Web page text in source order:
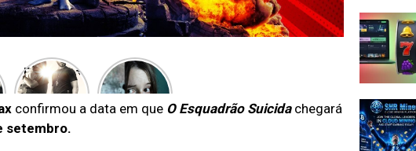
Entenda as
polêmicas
por trás de
Som da
Liberdade
Novo
terror
chegou
confirmou a data em que O Esquadrão Suicidachegará
setembro.